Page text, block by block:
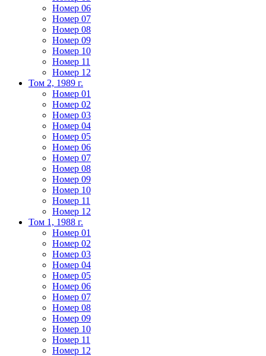
Номер 06
Номер 07
Номер 08
Номер 09
Номер 10
Номер 11
Номер 12
Том 2, 1989 г.
Номер 01
Номер 02
Номер 03
Номер 04
Номер 05
Номер 06
Номер 07
Номер 08
Номер 09
Номер 10
Номер 11
Номер 12
Том 1, 1988 г.
Номер 01
Номер 02
Номер 03
Номер 04
Номер 05
Номер 06
Номер 07
Номер 08
Номер 09
Номер 10
Номер 11
Номер 12